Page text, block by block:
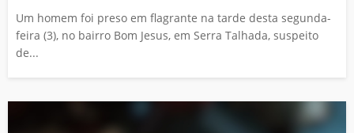
Um homem foi preso em flagrante na tarde desta segunda-
feira (3), no bairro Bom Jesus, em Serra Talhada, suspeito
de...